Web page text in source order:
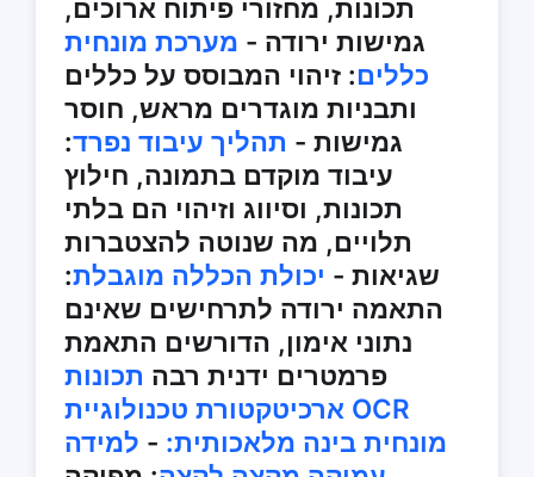
תכונות, מחזורי פיתוח ארוכים,
גמישות ירודה - מערכת מונחית
כללים: זיהוי המבוסס על כללים
ותבניות מוגדרים מראש, חוסר
גמישות - תהליך עיבוד נפרד:
עיבוד מוקדם בתמונה, חילוץ
תכונות, וסיווג וזיהוי הם בלתי
תלויים, מה שנוטה להצטברות
שגיאות - יכולת הכללה מוגבלת:
התאמה ירודה לתרחישים שאינם
נתוני אימון, הדורשים התאמת
פרמטרים ידנית רבה תכונות
ארכיטקטורת טכנולוגיית OCR
מונחית בינה מלאכותית: - למידה